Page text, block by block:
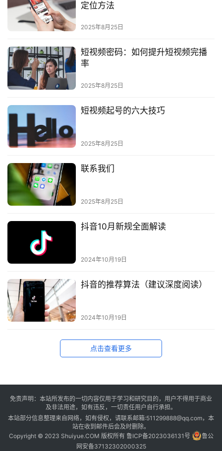
员
定位方法
2025年8月25日
短视频密码：如何提升短视频完播
率
2025年8月25日
短视频起号的六大技巧
2025年8月25日
联系我们
2025年8月25日
抖音10月新规全面解读
2024年10月19日
抖音的推荐算法（建议深度阅读）
2024年10月19日
点击查看更多
免责声明：本站所发布的一切内容仅用于学习和研究目的，用户不得用于商业
及非法用途，如有违反，一切责任用户自行承担。
本站部分信息整理来自网络，如有侵权，请联系邮箱:511299888@qq.com，本
站在收到邮件后会及时删除。
Copyright © 2023 Shuiyue.COM 版权所有 鲁ICP备2023036131号
鲁公
网安备37132302000325